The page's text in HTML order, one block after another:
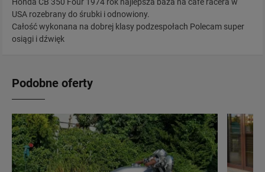
USA rozebrany do śrubki i odnowiony.
Całość wykonana na dobrej klasy podzespołach Polecam super
osiągi i dźwięk
Podobne oferty